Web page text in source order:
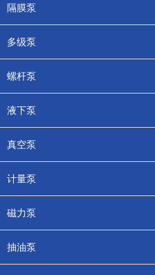
隔膜泵
多级泵
螺杆泵
液下泵
真空泵
计量泵
磁力泵
抽油泵